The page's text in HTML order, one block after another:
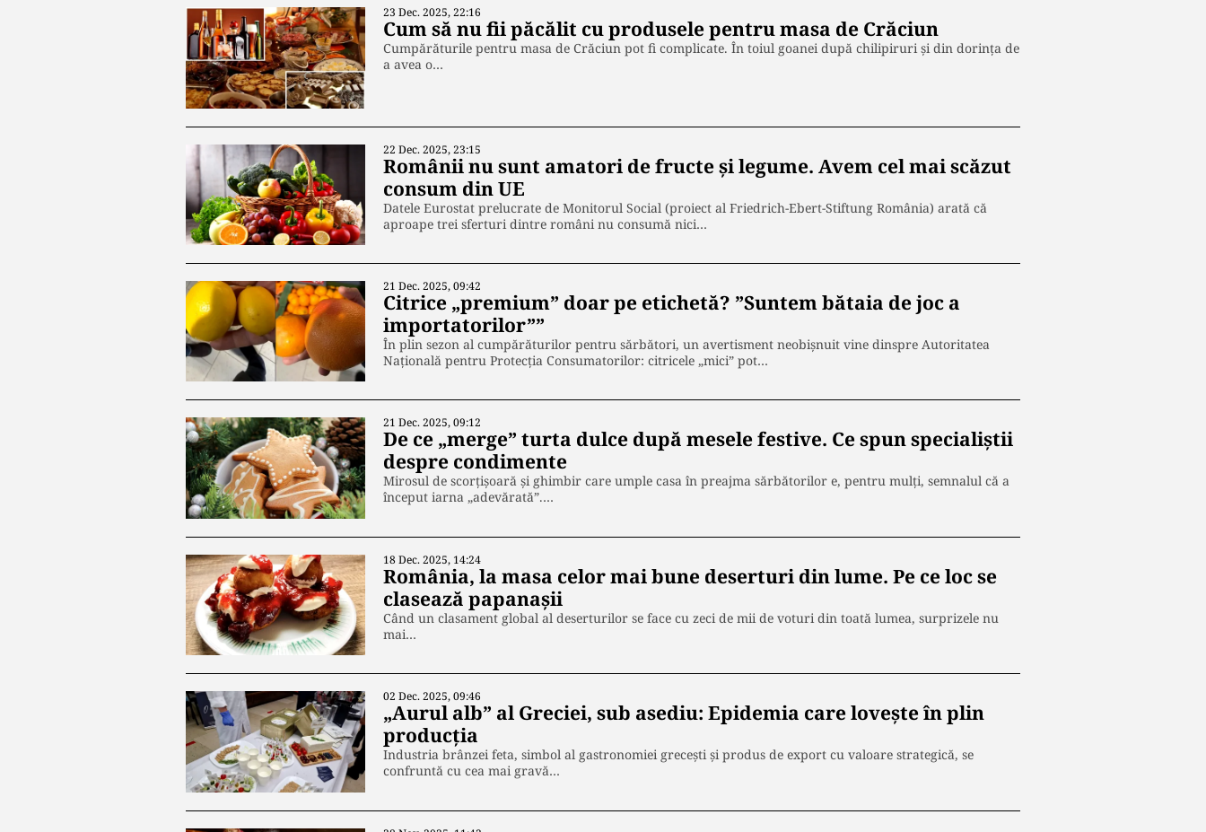
23 Dec. 2025, 22:16
Cum să nu fii păcălit cu produsele pentru masa de Crăciun
Cumpărăturile pentru masa de Crăciun pot fi complicate. În toiul goanei după chilipiruri și din dorința de
a avea o…
22 Dec. 2025, 23:15
Românii nu sunt amatori de fructe şi legume. Avem cel mai scăzut
consum din UE
Datele Eurostat prelucrate de Monitorul Social (proiect al Friedrich-Ebert-Stiftung România) arată că
aproape trei sferturi dintre români nu consumă nici…
21 Dec. 2025, 09:42
Citrice „premium” doar pe etichetă? ”Suntem bătaia de joc a
importatorilor””
În plin sezon al cumpărăturilor pentru sărbători, un avertisment neobișnuit vine dinspre Autoritatea
Națională pentru Protecția Consumatorilor: citricele „mici” pot…
21 Dec. 2025, 09:12
De ce „merge” turta dulce după mesele festive. Ce spun specialiștii
despre condimente
Mirosul de scorțișoară și ghimbir care umple casa în preajma sărbătorilor e, pentru mulți, semnalul că a
început iarna „adevărată”.…
18 Dec. 2025, 14:24
România, la masa celor mai bune deserturi din lume. Pe ce loc se
clasează papanașii
Când un clasament global al deserturilor se face cu zeci de mii de voturi din toată lumea, surprizele nu
mai…
02 Dec. 2025, 09:46
„Aurul alb” al Greciei, sub asediu: Epidemia care lovește în plin
producția
Industria brânzei feta, simbol al gastronomiei grecești și produs de export cu valoare strategică, se
confruntă cu cea mai gravă…